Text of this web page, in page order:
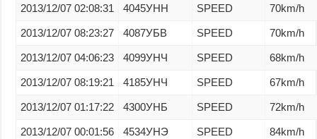
2013/12/07 02:08:31 4045УНН SPEED 70km/h
2013/12/07 08:23:27 4087УБВ SPEED 70km/h
2013/12/07 04:06:23 4099УНЧ SPEED 68km/h
2013/12/07 08:19:21 4185УНЧ SPEED 67km/h
2013/12/07 01:17:22 4300УНБ SPEED 72km/h
2013/12/07 00:01:56 4534УНЭ SPEED 84km/h